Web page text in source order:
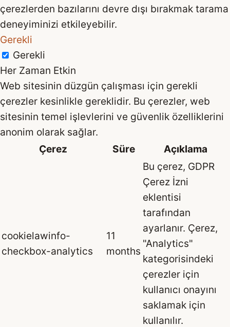
çerezlerden bazılarını devre dışı bırakmak tarama
deneyiminizi etkileyebilir.
Gerekli
Gerekli
Her Zaman Etkin
Web sitesinin düzgün çalışması için gerekli
çerezler kesinlikle gereklidir. Bu çerezler, web
sitesinin temel işlevlerini ve güvenlik özelliklerini
anonim olarak sağlar.
Çerez
Süre Açıklama
cookielawinfo-
checkbox-analytics
11
months
Bu çerez, GDPR
Çerez İzni
eklentisi
tarafından
ayarlanır. Çerez,
"Analytics"
kategorisindeki
çerezler için
kullanıcı onayını
saklamak için
kullanılır.